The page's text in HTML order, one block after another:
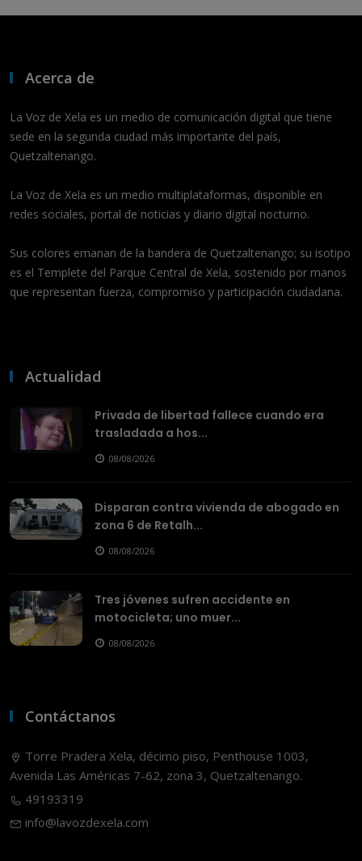
Acerca de
La Voz de Xela es un medio de comunicación digital que tiene
sede en la segunda ciudad más importante del país,
Quetzaltenango.
La Voz de Xela es un medio multiplataformas, disponible en
redes sociales, portal de noticias y diario digital nocturno.
Sus colores emanan de la bandera de Quetzaltenango; su isotipo
es el Templete del Parque Central de Xela, sostenido por manos
que representan fuerza, compromiso y participación ciudadana.
Actualidad
Privada de libertad fallece cuando era
trasladada a hos...
08/08/2026
Disparan contra vivienda de abogado en
zona 6 de Retalh...
08/08/2026
Tres jóvenes sufren accidente en
motocicleta; uno muer...
08/08/2026
Contáctanos
Torre Pradera Xela, décimo piso, Penthouse 1003,
Avenida Las Américas 7-62, zona 3, Quetzaltenango.
49193319
info@lavozdexela.com